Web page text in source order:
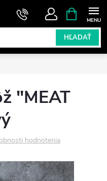
HĽADAŤ
KOŠÍK
"MEAT
hodnotenia